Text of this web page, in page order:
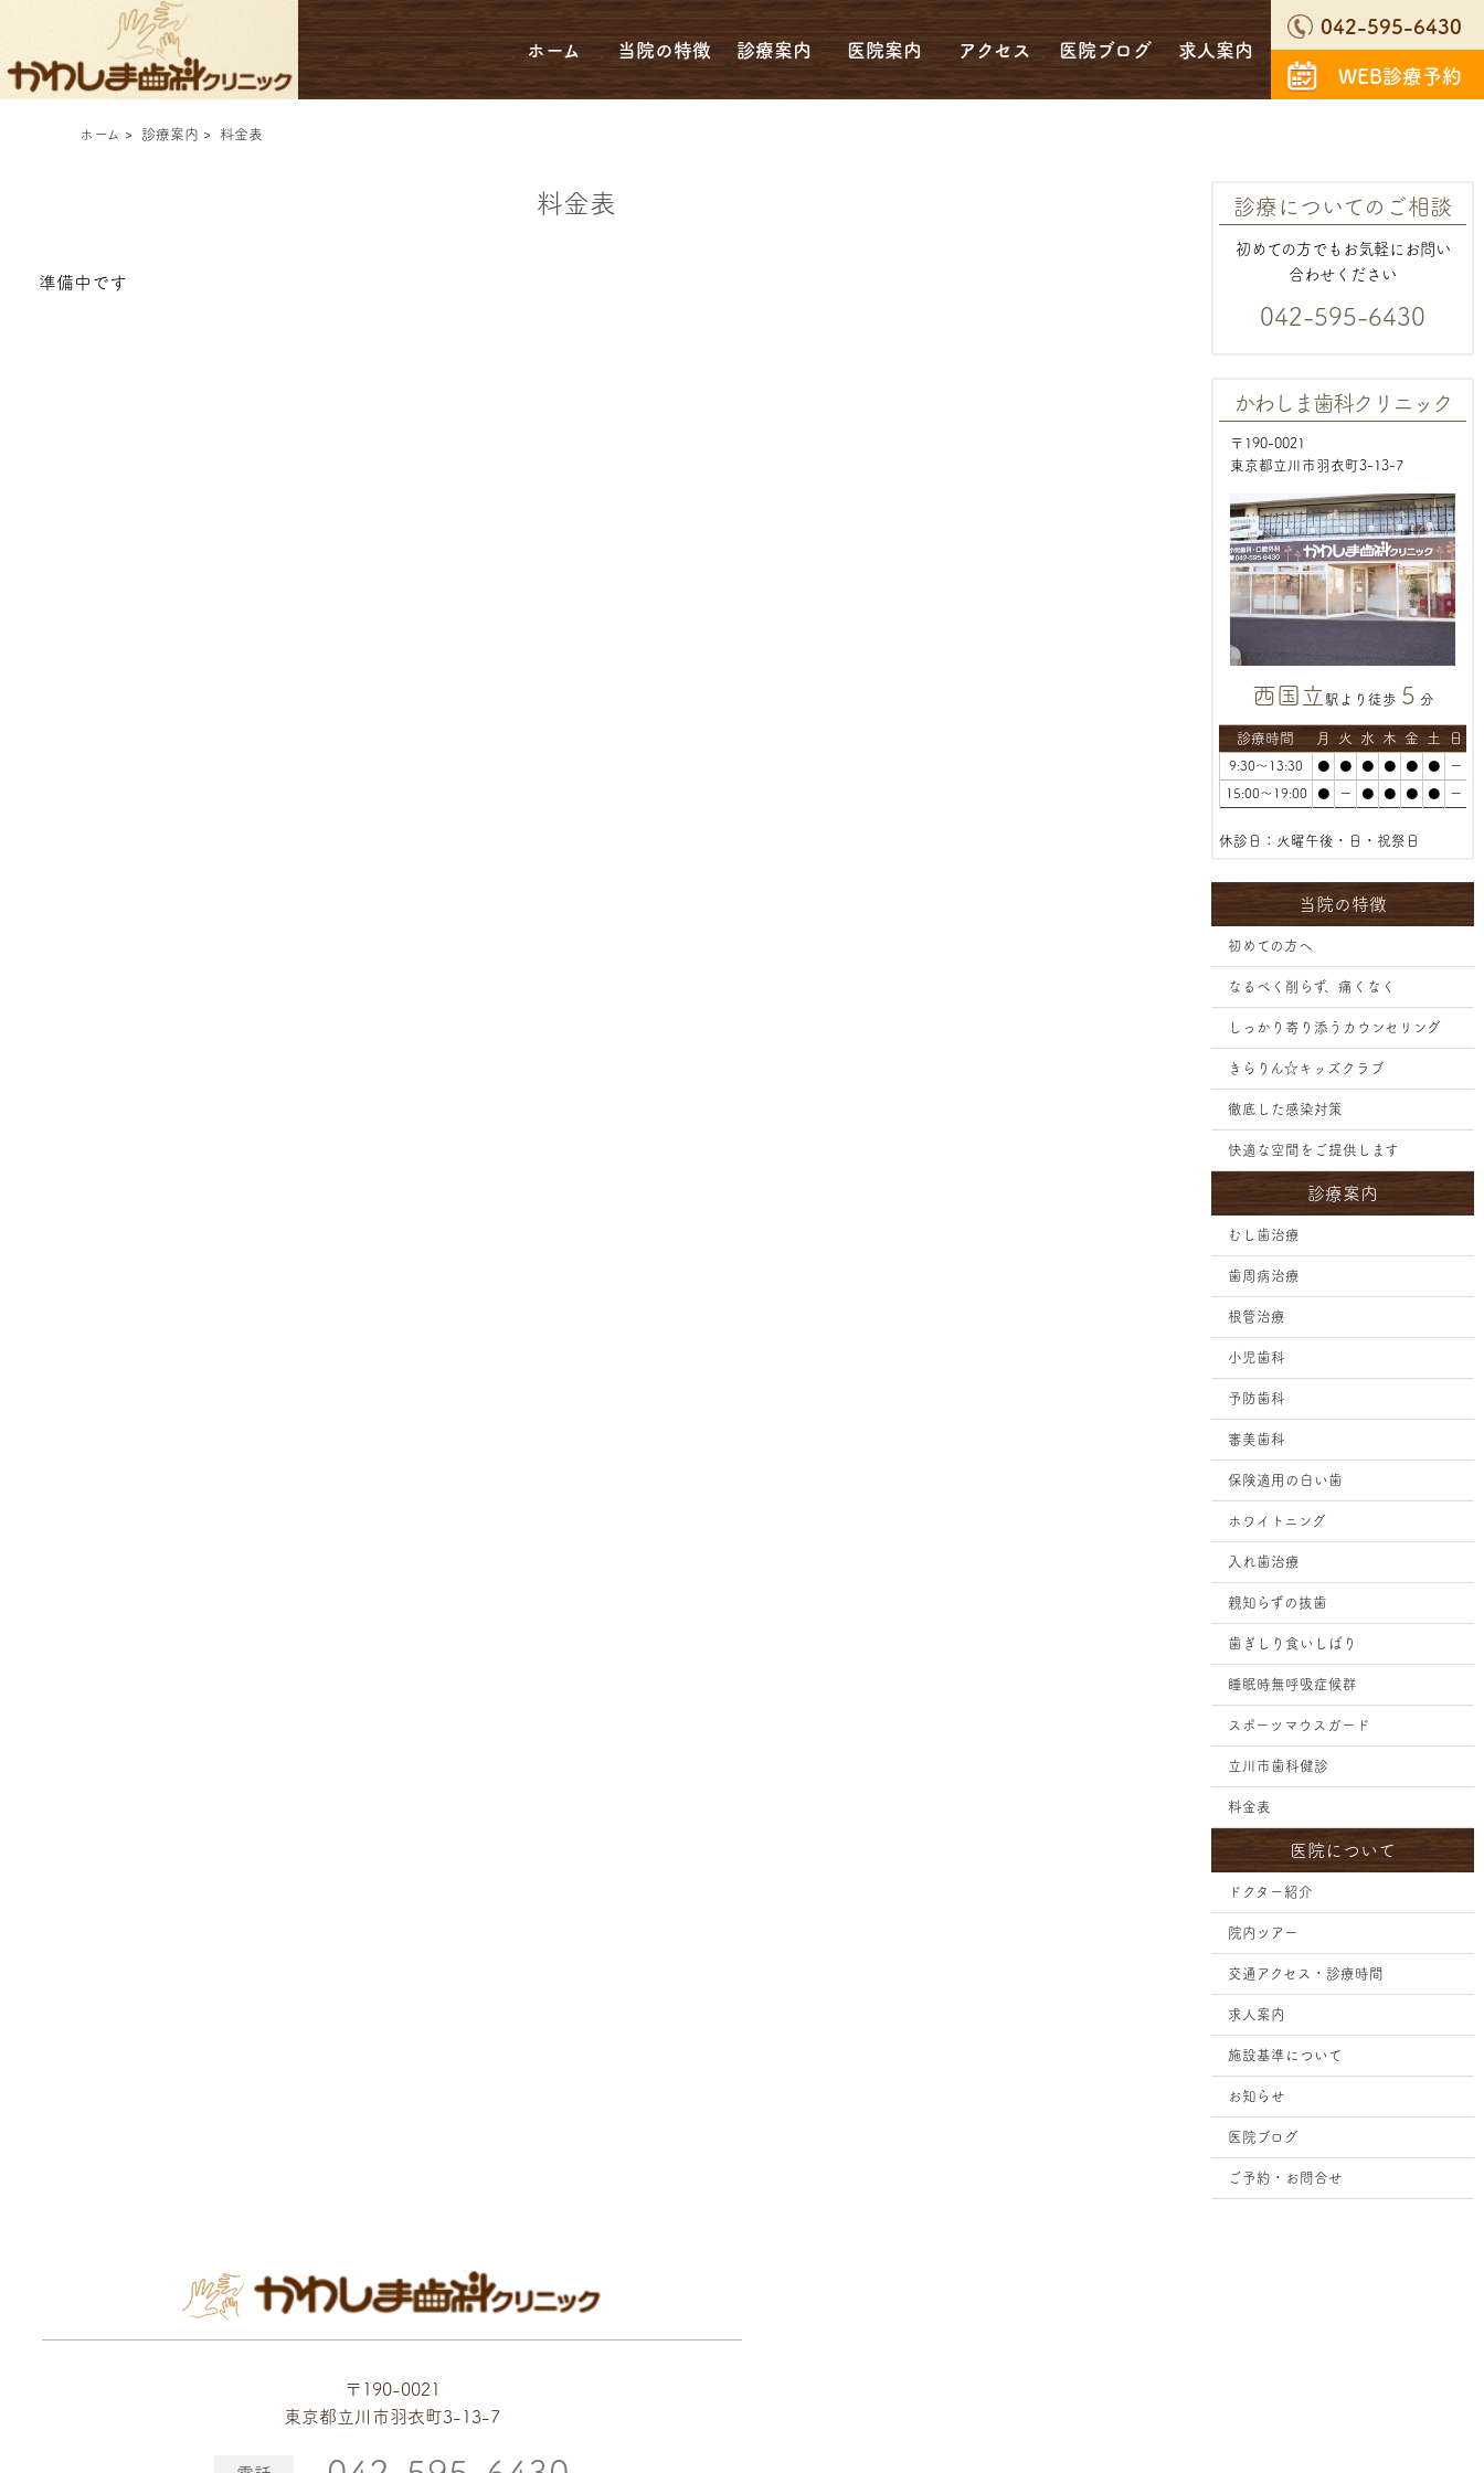
ホーム 当院の特徴 診療案内 医院案内 アクセス 医院ブログ 求人案内
042-595-6430
WEB診療予約
ホーム > 診療案内 > 料金表
料金表
準備中です
診療についてのご相談
初めての方でもお気軽にお問い
合わせください
042-595-6430
かわしま歯科クリニック
〒190-0021
東京都立川市羽衣町3-13-7
西国立 駅より徒歩 5 分
診療時間 月 火 水 木 金 土 日
9:30～13:30 ● ● ● ● ● ● ー
15:00～19:00 ● ー ● ● ● ● ー
休診日：火曜午後・日・祝祭日
当院の特徴
初めての方へ
なるべく削らず、痛くなく
しっかり寄り添うカウンセリング
きらりん☆キッズクラブ
徹底した感染対策
快適な空間をご提供します
診療案内
むし歯治療
歯周病治療
根管治療
小児歯科
予防歯科
審美歯科
保険適用の白い歯
ホワイトニング
入れ歯治療
親知らずの抜歯
歯ぎしり食いしばり
睡眠時無呼吸症候群
スポーツマウスガード
立川市歯科健診
料金表
医院について
ドクター紹介
院内ツアー
交通アクセス・診療時間
求人案内
施設基準について
お知らせ
医院ブログ
ご予約・お問合せ
〒190-0021
東京都立川市羽衣町3-13-7